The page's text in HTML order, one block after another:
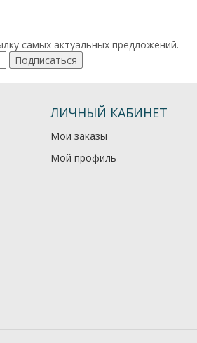
самых актуальных предложений.
Подписаться
ЛИЧНЫЙ КАБИНЕТ
Мои заказы
Мой профиль